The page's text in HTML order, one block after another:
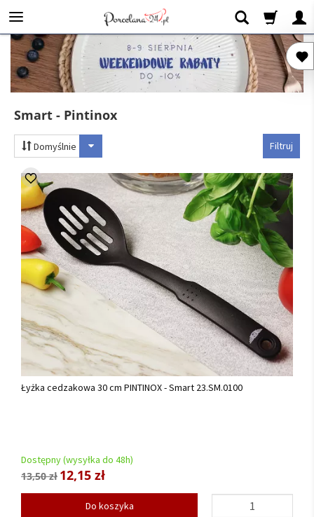
Smart - Pintinox
Filtruj
Domyślnie
Łyżka cedzakowa 30 cm PINTINOX - Smart 23.SM.0100
Dostępny (wysyłka do 48h)
13,50 zł 12,15 zł
Do koszyka